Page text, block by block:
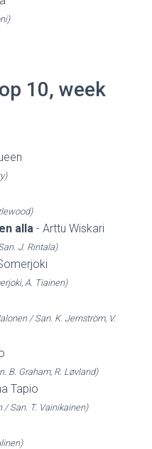
10, week
alla - Arttu Wiskari
J. Rintala)
A. Tiainen)
/ San. K. Jernström, V.
B. Graham, R. Løvland)
Tapio
/ San. T. Vainikainen)